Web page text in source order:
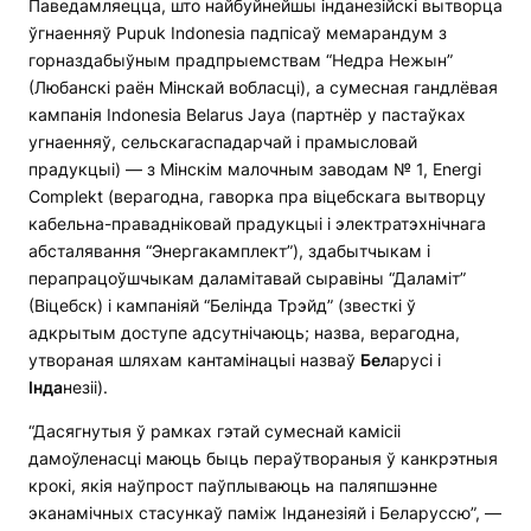
Паведамляецца, што найбуйнейшы інданезійскі вытворца
ўгнаенняў Pupuk Indonesia падпісаў мемарандум з
горназдабыўным прадпрыемствам “Недра Нежын”
(Любанскі раён Мінскай вобласці), а сумесная гандлёвая
кампанія Indonesia Belarus Jaya (партнёр у пастаўках
угнаенняў, сельскагаспадарчай і прамысловай
прадукцыі) — з Мінскім малочным заводам № 1, Energi
Complekt (верагодна, гаворка пра віцебскага вытворцу
кабельна-правадніковай прадукцыі і электратэхнічнага
абсталявання “Энергакамплект”), здабытчыкам і
перапрацоўшчыкам даламітавай сыравіны “Даламіт”
(Віцебск) і кампаніяй “Белінда Трэйд” (звесткі ў
адкрытым доступе адсутнічаюць; назва, верагодна,
утвораная шляхам кантамінацыі назваў Беларусі і
Інданезіі).
“Дасягнутыя ў рамках гэтай сумеснай камісіі
дамоўленасці маюць быць пераўтвораныя ў канкрэтныя
крокі, якія наўпрост паўплываюць на паляпшэнне
эканамічных стасункаў паміж Інданезіяй і Беларуссю”, —